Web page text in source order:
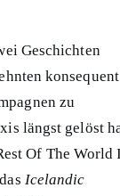
Geschichten
konsequent
zu
längst gelöst
Of The World
Icelandic